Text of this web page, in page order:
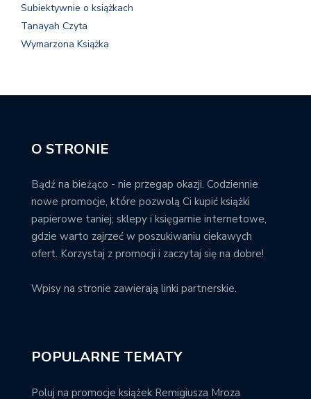
Subiektywnie o książkach
Tanayah Czyta
Wymarzona Książka
O STRONIE
Bądź na bieżąco - nie przegap okazji. Codziennie
nowe promocje, które pozwolą Ci kupić książki
papierowe taniej; sklepy i księgarnie internetowe,
gdzie warto zajrzeć w poszukiwaniu ciekawych
ofert. Korzystaj z promocji i zaczytaj się na dobre!
Wpisy na stronie zawierają linki partnerskie.
POPULARNE TEMATY
Poluj na promocje książek Remigiusza Mroza